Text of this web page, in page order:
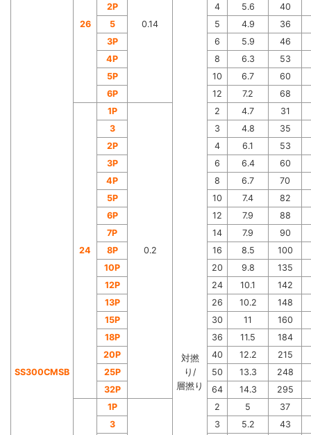
SS300CMSB
対撚
り/
層撚り
26 0.14
2P
4 5.6
40
5
5 4.9
36
3P
6 5.9
46
4P
8 6.3
53
5P
10 6.7
60
6P
12 7.2 68
24
1P
0.2
2 4.7
31
3
3 4.8
35
2P
4 6.1
53
3P
6 6.4
60
4P
8 6.7
70
5P
10 7.4
82
6P
12 7.9
88
7P
14 7.9
90
8P
16 8.5
100
10P
20 9.8
135
12P
24 10.1
142
13P
26 10.2
148
15P
30 11
160
18P
36 11.5
184
20P
40 12.2
215
25P
50 13.3
248
32P
64 14.3 295
1P 2 5
37
3
3 5.2
43